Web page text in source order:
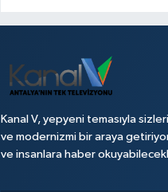
Kanal V, yepyeni temasıyla
ve modernizmi bir araya
ve insanlara haber